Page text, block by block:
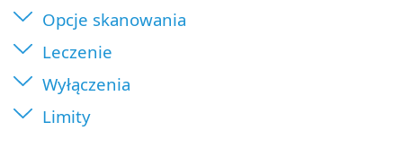
Opcje skanowania
Leczenie
Wyłączenia
Limity